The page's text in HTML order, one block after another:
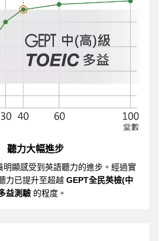
聽力大幅進步
明顯感受到英語聽力的進步。經過實
力已提升至超越 GEPT全民英檢(中
益測驗 的程度。